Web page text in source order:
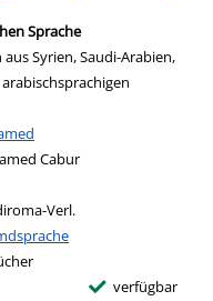
Sprache
Syrien, Saudi-Arabien,
Verfasser
Cabur
Verl.
verfügbar